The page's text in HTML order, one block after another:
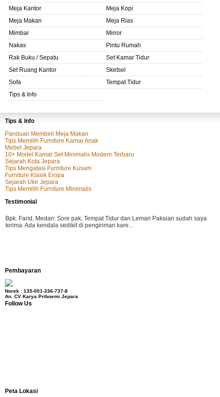
Meja Kantor
Meja Kopi
Meja Makan
Meja Rias
Mimbar
Mirror
Nakas
Pintu Rumah
Rak Buku / Sepatu
Set Kamar Tidur
Set Ruang Kantor
Sketsel
Sofa
Tempat Tidur
Tips & Info
Tips & Info
Panduan Membeli Meja Makan
Tips Memilih Furniture Kamar Anak
Mebel Jepara
10+ Model Kamar Set Minimalis Modern Terbaru
Sejarah Kota Jepara
Tips Mengatasi Furniture Kusam
Furniture Klasik Eropa
Sejarah Ukir Jepara
Tips Memilih Furniture Minimalis
Testimonial
Bpk. Farid, Medan: Sore pak, Tempat Tidur dan Lemari Pakaian sudah saya
terima. Ada kendala sedikit di pengiriman kare...
kursi teras saya sudah saya terima dan p...
Pembayaran
Norek : 135-001-336-737-8
An. CV Karya Priboemi Jepara
Follow Us
Peta Lokasi